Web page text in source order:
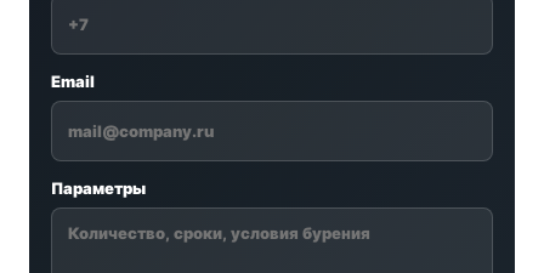
Email
Параметры